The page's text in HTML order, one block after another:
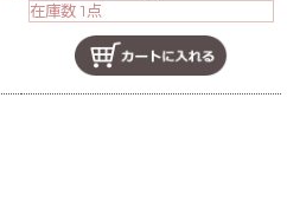
在庫数 1点